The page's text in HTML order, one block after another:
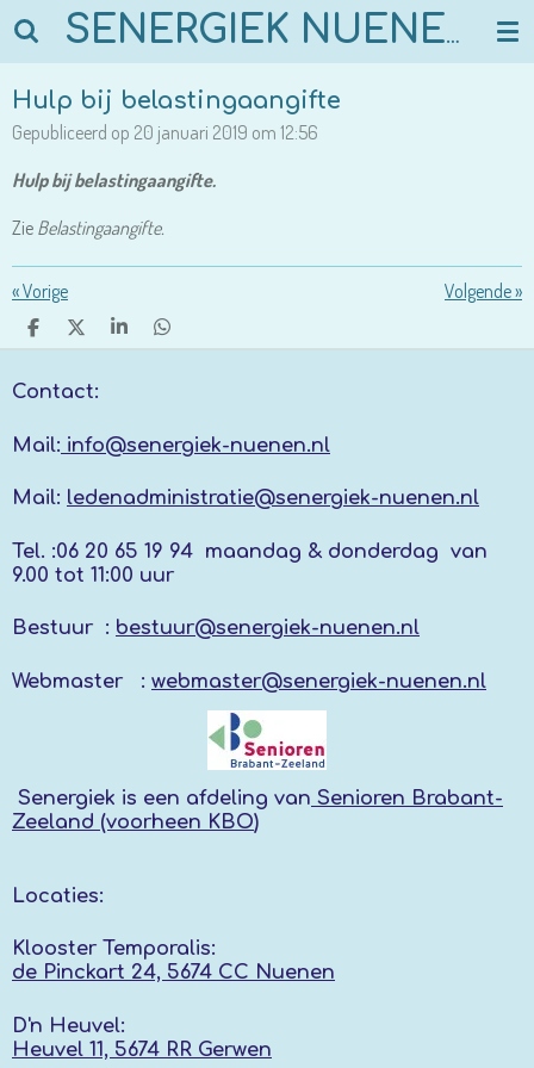
Ga
de
hoofdinhoud
SENERGIEK NUENEN
Hulp bij belastingaangifte
Gepubliceerd op 20 januari 2019 om 12:56
Hulp bij belastingaangifte.
Zie Belastingaangifte.
«Vorige Volgende»
D
E
D
L
S
D
Contact:
Mail: info@senergiek-nuenen.nl
Mail: ledenadministratie@senergiek-nuenen.nl
Tel. :06 20 65 19 94 maandag & donderdag van
9.00 tot 11:00 uur
Bestuur : bestuur@senergiek-nuenen.nl
Webmaster : webmaster@senergiek-nuenen.nl
Senergiek is een afdeling van Senioren Brabant-
Zeeland (voorheen KBO)
Locaties:
Klooster Temporalis:
de Pinckart 24, 5674 CC Nuenen
D'n Heuvel:
Heuvel 11, 5674 RR Gerwen